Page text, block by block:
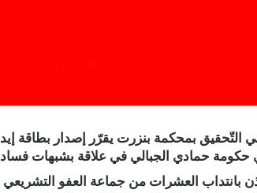
التّحقيق بمحكمة بنزرت يقرّر إصدار بطاقة
حكومة حمادي الجبالي في علاقة بشبهات
بانتداب العشرات من جماعة العفو